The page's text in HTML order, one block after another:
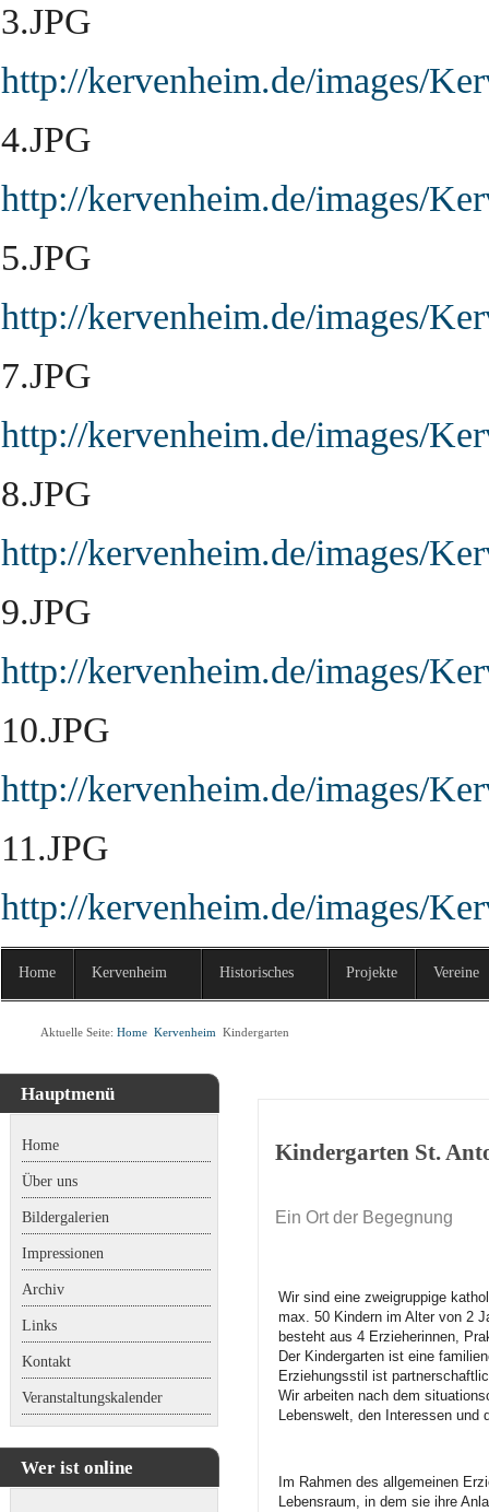
3.JPG
http://kervenheim.de/images/
4.JPG
http://kervenheim.de/images/
5.JPG
http://kervenheim.de/images/
7.JPG
http://kervenheim.de/images/
8.JPG
http://kervenheim.de/images/
9.JPG
http://kervenheim.de/images/
10.JPG
http://kervenheim.de/images/
11.JPG
http://kervenheim.de/images/
Home Kervenheim Historisches Projekte Vereine
Aktuelle Seite: Home Kervenheim Kindergarten
Hauptmenü
Home
Über uns
Bildergalerien
Impressionen
Archiv
Links
Kontakt
Veranstaltungskalender
Wer ist online
Kindergarten St.
Ein Ort der Begegnung
Wir sind eine zweigruppige
max. 50 Kindern im Alter von 2
besteht aus 4 Erzieherinnen,
Der Kindergarten ist eine
Erziehungsstil ist
Wir arbeiten nach dem
Lebenswelt, den Interessen und
Im Rahmen des allgemeinen
Lebensraum, in dem sie ihre